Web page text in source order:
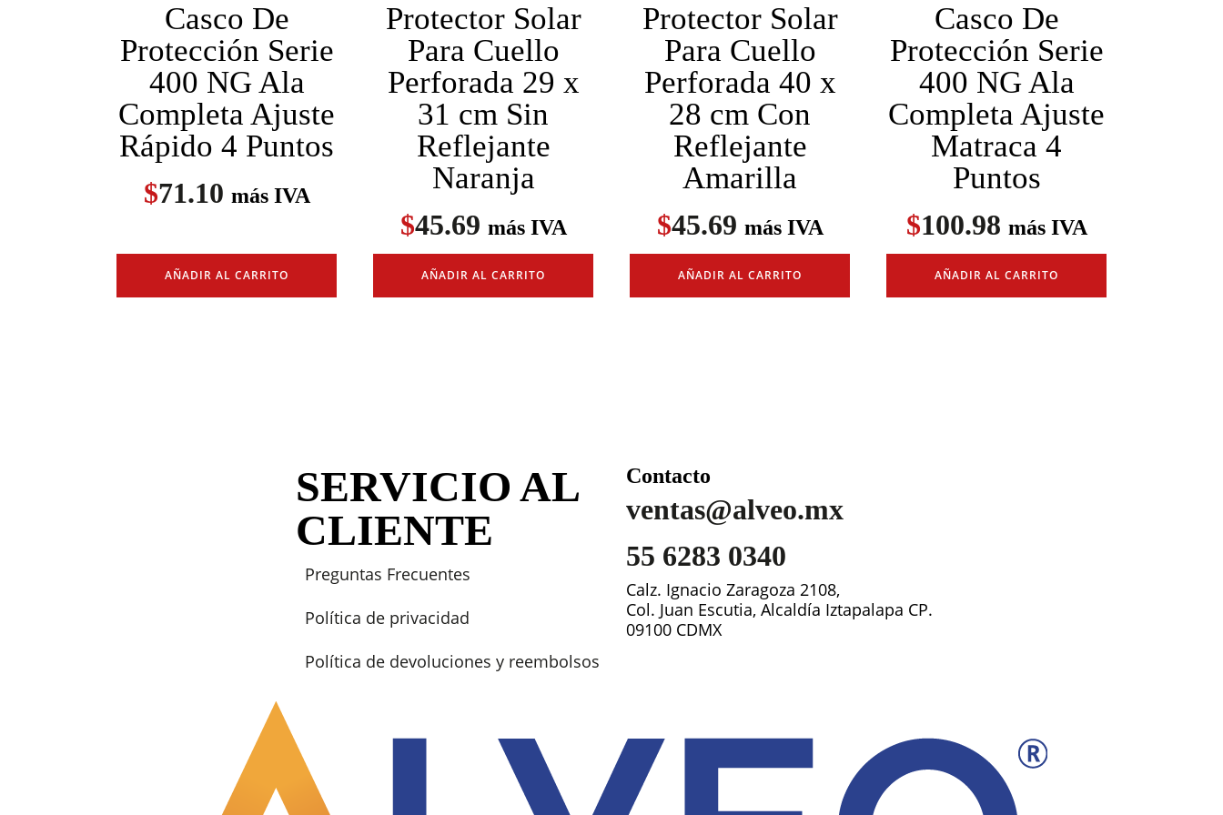
Casco De
Protección Serie
400 NG Ala
Completa Ajuste
Rápido 4 Puntos
$71.10 más IVA
AÑADIR AL CARRITO
Protector Solar
Para Cuello
Perforada 29 x
31 cm Sin
Reflejante
Naranja
$45.69 más IVA
AÑADIR AL CARRITO
Protector Solar
Para Cuello
Perforada 40 x
28 cm Con
Reflejante
Amarilla
$45.69 más IVA
AÑADIR AL CARRITO
Casco De
Protección Serie
400 NG Ala
Completa Ajuste
Matraca 4
Puntos
$100.98 más IVA
AÑADIR AL CARRITO
SERVICIO AL
CLIENTE
Preguntas Frecuentes
Política de privacidad
Política de devoluciones y reembolsos
Contacto
ventas@alveo.mx
55 6283 0340
Calz. Ignacio Zaragoza 2108,
Col. Juan Escutia, Alcaldía Iztapalapa CP.
09100 CDMX